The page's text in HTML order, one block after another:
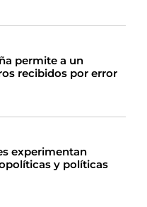
permite a un
recibidos por error
experimentan
y políticas